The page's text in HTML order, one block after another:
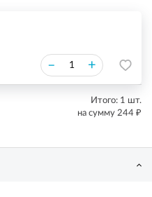
– +
Итого: 1 шт.
на сумму 244 ₽